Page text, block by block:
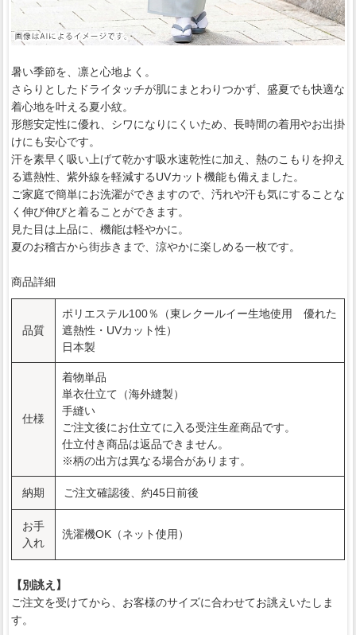
暑い季節を、凛と心地よく。
さらりとしたドライタッチが肌にまとわりつかず、盛夏でも快適な
着心地を叶える夏小紋。
形態安定性に優れ、シワになりにくいため、長時間の着用やお出掛
けにも安心です。
汗を素早く吸い上げて乾かす吸水速乾性に加え、熱のこもりを抑え
る遮熱性、紫外線を軽減するUVカット機能も備えました。
ご家庭で簡単にお洗濯ができますので、汚れや汗も気にすることな
く伸び伸びと着ることができます。
見た目は上品に、機能は軽やかに。
夏のお稽古から街歩きまで、涼やかに楽しめる一枚です。
商品詳細
品質
ポリエステル100％（東レクールイー生地使用 優れた
遮熱性・UVカット性）
日本製
仕様
着物単品
単衣仕立て（海外縫製）
手縫い
ご注文後にお仕立てに入る受注生産商品です。
仕立付き商品は返品できません。
※柄の出方は異なる場合があります。
納期 ご注文確認後、約45日前後
お手
入れ
洗濯機OK（ネット使用）
【別誂え】
ご注文を受けてから、お客様のサイズに合わせてお誂えいたしま
す。